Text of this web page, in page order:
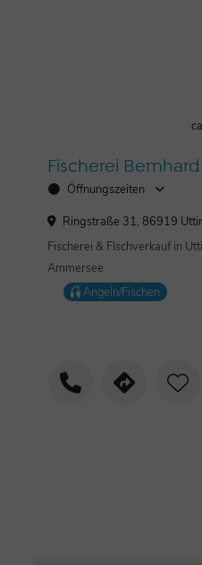
Fischerei
Öffnungszeiten
Ringstraße 31, 86919
Fischerei & FIschverkauf in
Ammersee
Angeln/Fischen